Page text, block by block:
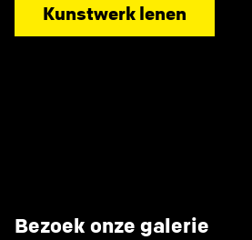
Kunstwerk lenen
Bezoek onze galerie